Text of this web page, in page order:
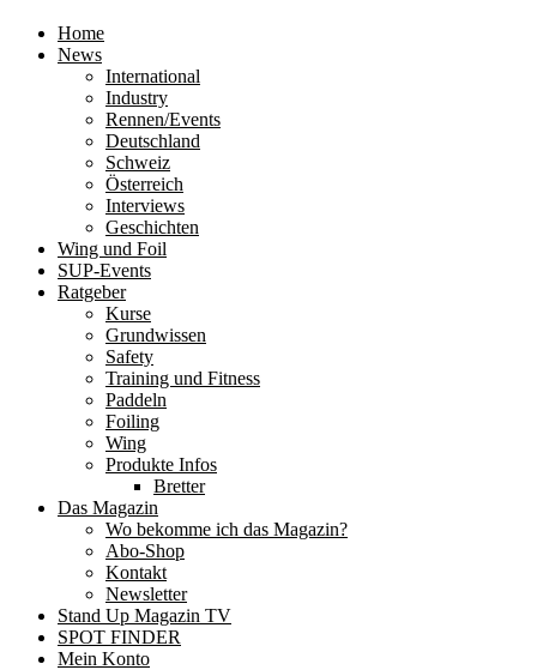
Home
News
International
Industry
Rennen/Events
Deutschland
Schweiz
Österreich
Interviews
Geschichten
Wing und Foil
SUP-Events
Ratgeber
Kurse
Grundwissen
Safety
Training und Fitness
Paddeln
Foiling
Wing
Produkte Infos
Bretter
Das Magazin
Wo bekomme ich das Magazin?
Abo-Shop
Kontakt
Newsletter
Stand Up Magazin TV
SPOT FINDER
Mein Konto